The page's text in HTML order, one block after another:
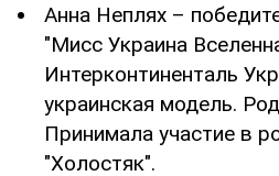
Анна Неплях –
"Мисс Украина
Интерконтиненталь
украинская модель.
Принимала участие в
"Холостяк".